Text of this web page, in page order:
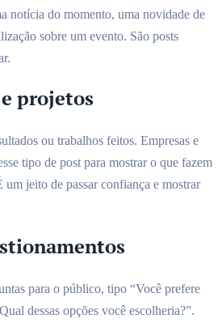
notícia do momento, uma novidade de
sobre um evento. São posts
e projetos
ou trabalhos feitos. Empresas e
tipo de post para mostrar o que fazem
um jeito de passar confiança e mostrar
para o público, tipo “Você prefere
dessas opções você escolheria?”.